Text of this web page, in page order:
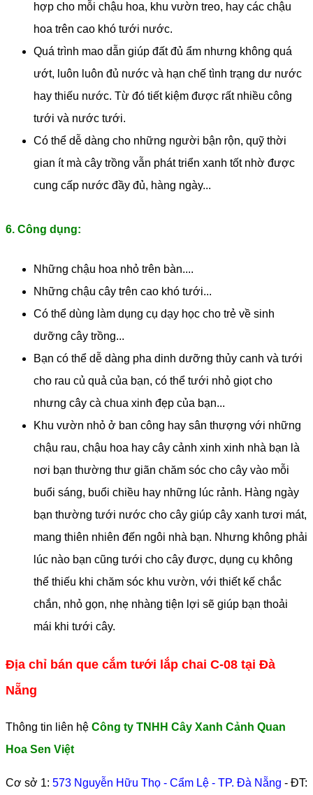
hợp cho mỗi chậu hoa, khu vườn treo, hay các chậu
hoa trên cao khó tưới nước.
Quá trình mao dẫn giúp đất đủ ẩm nhưng không quá
ướt, luôn luôn đủ nước và hạn chế tình trạng dư nước
hay thiếu nước. Từ đó tiết kiệm được rất nhiều công
tưới và nước tưới.
Có thể dễ dàng cho những người bận rộn, quỹ thời
gian ít mà cây trồng vẫn phát triển xanh tốt nhờ được
cung cấp nước đầy đủ, hàng ngày...
6. Công dụng:
Những chậu hoa nhỏ trên bàn....
Những chậu cây trên cao khó tưới...
Có thể dùng làm dụng cụ dạy học cho trẻ về sinh
dưỡng cây trồng...
Bạn có thể dễ dàng pha dinh dưỡng thủy canh và tưới
cho rau củ quả của bạn, có thể tưới nhỏ giọt cho
nhưng cây cà chua xinh đẹp của bạn...
Khu vườn nhỏ ở ban công hay sân thượng với những
chậu rau, chậu hoa hay cây cảnh xinh xinh nhà bạn là
nơi bạn thường thư giãn chăm sóc cho cây vào mỗi
buổi sáng, buổi chiều hay những lúc rảnh. Hàng ngày
bạn thường tưới nước cho cây giúp cây xanh tươi mát,
mang thiên nhiên đến ngôi nhà bạn. Nhưng không phải
lúc nào bạn cũng tưới cho cây được, dụng cụ không
thể thiếu khi chăm sóc khu vườn, với thiết kế chắc
chắn, nhỏ gọn, nhẹ nhàng tiện lợi sẽ giúp bạn thoải
mái khi tưới cây.
Địa chỉ bán que cắm tưới lắp chai C-08 tại Đà
Nẵng
Thông tin liên hệ Công ty TNHH Cây Xanh Cảnh Quan
Hoa Sen Việt
Cơ sở 1: 573 Nguyễn Hữu Thọ - Cẩm Lệ - TP. Đà Nẵng - ĐT: